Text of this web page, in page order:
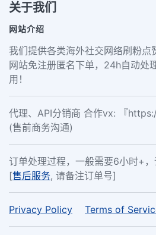
关于我们
网站介绍
我们提供各类海外社交网络刷粉点
网站免注册匿名下单，24h自动处
用！
代理、API分销商 合作vx: 『
(售前商务沟通)
订单处理过程，一般需要6小时+，
[售后服务, 请备注订单号]
Privacy Policy Terms of